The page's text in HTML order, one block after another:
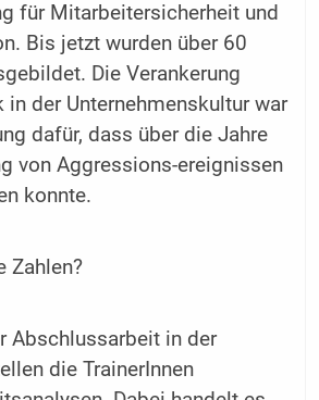
für Mitarbeitersicherheit und
Bis jetzt wurden über 60
Die Verankerung
in der Unternehmenskultur war
dafür, dass über die Jahre
von Aggressions-ereignissen
konnte.
Zahlen?
Abschlussarbeit in der
die TrainerInnen